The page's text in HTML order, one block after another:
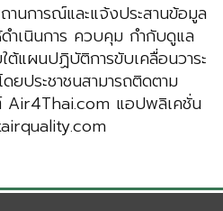
นการณ์และแจ้งประสานข้อมูล
ำเนินการ ควบคุม กำกับดูแล
ต้แผนปฏิบัติการขับเคลื่อนวาระ
ยประชาชนสามารถติดตาม
Air4Thai.com แอปพลิเคชั่น